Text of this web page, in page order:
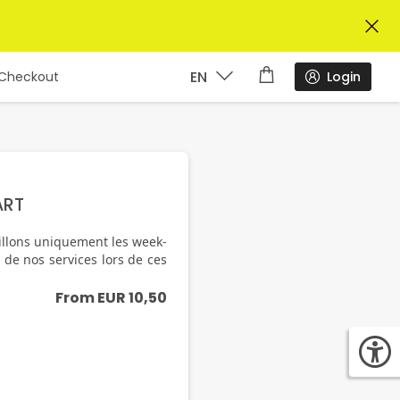
EN Login
uniquement les week-
nos services lors de ces
FromEUR10,50